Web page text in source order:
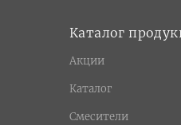
Каталог
Акции
Каталог
Смесители